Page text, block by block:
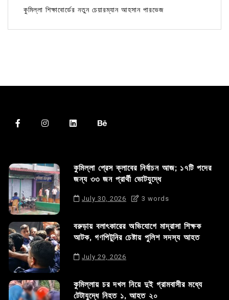
কুমিল্লা শিক্ষাবোর্ডের নতুন চেয়ারম্যান আহসান পারভেজ
কুমিল্লা প্রেস ক্লাবের নির্বাচন আজ; ১৭টি পদের
জন্য ৩৩ জন প্রার্থী ভোটযুদ্ধে
July 30, 2026 3 words
বরুড়ায় বলাৎকারের অভিযোগে মাদ্রাসা শিক্ষক
আটক, গণপিটুনির চেষ্টায় পুলিশ সদস্য আহত
July 29, 2026
কুমিল্লায় চর দখল নিয়ে দুই গ্রামবাসীর মধ্যে
টেটাযুদ্ধে নিহত ১, আহত ২০